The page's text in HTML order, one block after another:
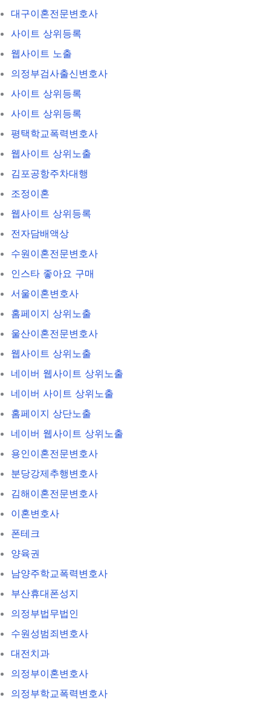
대구이혼전문변호사
사이트 상위등록
웹사이트 노출
의정부검사출신변호사
사이트 상위등록
사이트 상위등록
평택학교폭력변호사
웹사이트 상위노출
김포공항주차대행
조정이혼
웹사이트 상위등록
전자담배액상
수원이혼전문변호사
인스타 좋아요 구매
서울이혼변호사
홈페이지 상위노출
울산이혼전문변호사
웹사이트 상위노출
네이버 웹사이트 상위노출
네이버 사이트 상위노출
홈페이지 상단노출
네이버 웹사이트 상위노출
용인이혼전문변호사
분당강제추행변호사
김해이혼전문변호사
이혼변호사
폰테크
양육권
남양주학교폭력변호사
부산휴대폰성지
의정부법무법인
수원성범죄변호사
대전치과
의정부이혼변호사
의정부학교폭력변호사